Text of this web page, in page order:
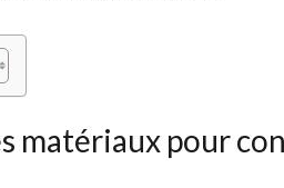
matériaux pour